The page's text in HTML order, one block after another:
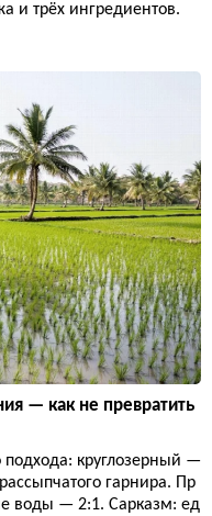
и трёх ингредиентов.
— как не превратить
подхода: круглозерный —
гарнира. Пр
воды — 2:1. Сарказм: ед